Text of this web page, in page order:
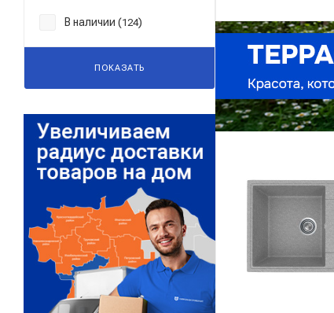
Реклама ⋮
В наличии (124)
ПОКАЗАТЬ